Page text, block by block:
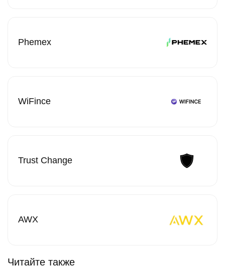
Phemex
WiFince
Trust Change
AWX
Читайте также